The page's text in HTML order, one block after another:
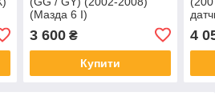
(Мазда 6 I)
3 600₴
Купити
4